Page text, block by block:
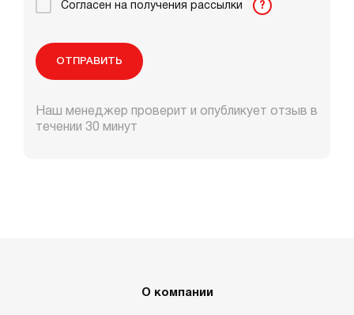
Согласен на получения рассылки ?
ОТПРАВИТЬ
Наш менеджер проверит и опубликует отзыв в
течении 30 минут
О компании